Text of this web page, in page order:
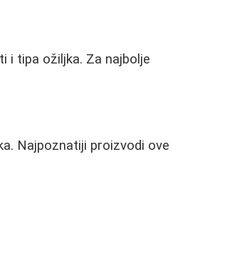
i tipa ožiljka. Za najbolje
Najpoznatiji proizvodi ove